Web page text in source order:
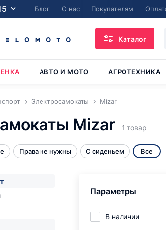
Блог О нас Покупателям
Каталог
АВТО И МОТО АГРОТЕХНИКА
Электросамокаты Mizar
Mizar 1 товар
Права не нужны С сиденьем Все
Параметры
В наличии